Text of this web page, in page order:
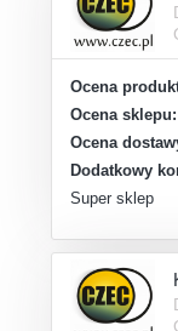
Ocena
Ocena sklepu:
Ocena
Dodatkowy
Super sklep